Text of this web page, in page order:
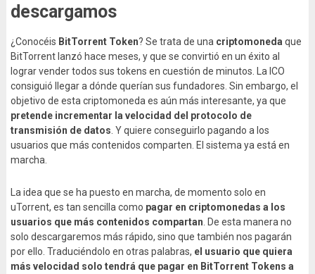
descargamos
¿Conocéis BitTorrent Token? Se trata de una criptomoneda que
BitTorrent lanzó hace meses, y que se convirtió en un éxito al
lograr vender todos sus tokens en cuestión de minutos. La ICO
consiguió llegar a dónde querían sus fundadores. Sin embargo, el
objetivo de esta criptomoneda es aún más interesante, ya que
pretende incrementar la velocidad del protocolo de
transmisión de datos . Y quiere conseguirlo pagando a los
usuarios que más contenidos comparten. El sistema ya está en
marcha.
La idea que se ha puesto en marcha, de momento solo en
uTorrent, es tan sencilla como pagar en criptomonedas a los
usuarios que más contenidos compartan . De esta manera no
solo descargaremos más rápido, sino que también nos pagarán
por ello. Traduciéndolo en otras palabras, el usuario que quiera
más velocidad solo tendrá que pagar en BitTorrent Tokens a